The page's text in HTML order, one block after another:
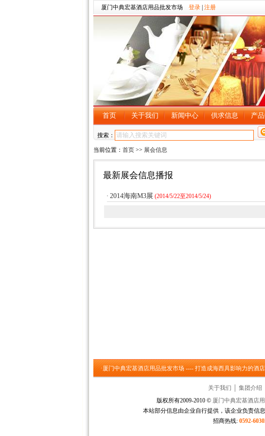
厦门中典宏基酒店用品批发市场 登录 注册
首页 关于我们 新闻中心 供求信息 产
搜索：
当前位置： 首页 >> 展会信息
最新展会信息播报
· 2014海南M3展 (2014/5/22至2014/5/24)
·厦门中典宏基酒店用品批发市场 ---- 打造成海西具影响力的酒
关于我们 集团介绍
版权所有2009-2010 © 厦门中典宏基酒店
本站部分信息由企业自行提供，该企业负责信
招商热线: 0592-